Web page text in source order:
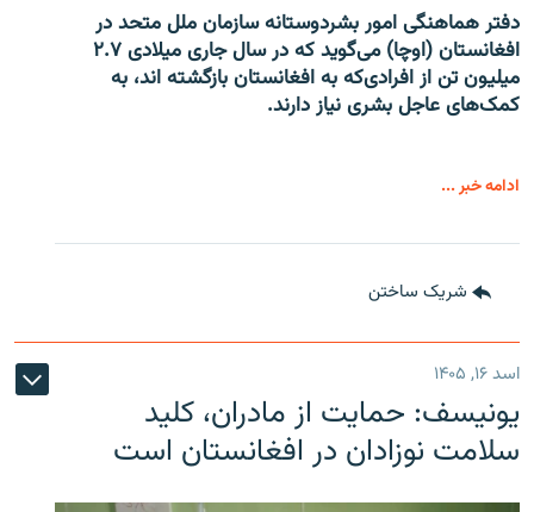
دفتر هماهنگی امور بشردوستانه سازمان ملل متحد در
افغانستان (اوچا) می‌گوید که در سال جاری میلادی ۲.۷
میلیون تن از افرادی‌که به افغانستان بازگشته اند، به
کمک‌های عاجل بشری نیاز دارند.
ادامه خبر ...
شریک ساختن
اسد ۱۶, ۱۴۰۵
یونیسف: حمایت از مادران، کلید
سلامت نوزادان در افغانستان است